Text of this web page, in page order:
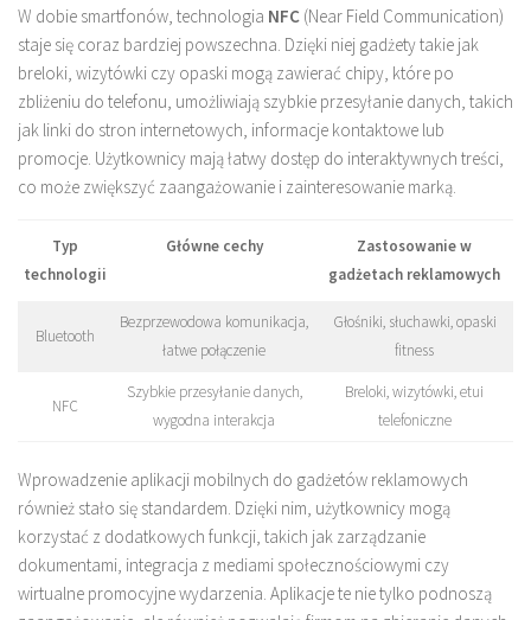
W dobie smartfonów, technologia NFC (Near Field Communication)
staje się coraz bardziej powszechna. Dzięki niej gadżety takie jak
breloki, wizytówki czy opaski mogą zawierać chipy, które po
zbliżeniu do telefonu, umożliwiają szybkie przesyłanie danych, takich
jak linki do stron internetowych, informacje kontaktowe lub
promocje. Użytkownicy mają łatwy dostęp do interaktywnych treści,
co może zwiększyć zaangażowanie i zainteresowanie marką.
Typ
technologii
Główne cechy
Zastosowanie w
gadżetach reklamowych
Bluetooth
Bezprzewodowa komunikacja,
łatwe połączenie
Głośniki, słuchawki, opaski
fitness
NFC
Szybkie przesyłanie danych,
wygodna interakcja
Breloki, wizytówki, etui
telefoniczne
Wprowadzenie aplikacji mobilnych do gadżetów reklamowych
również stało się standardem. Dzięki nim, użytkownicy mogą
korzystać z dodatkowych funkcji, takich jak zarządzanie
dokumentami, integracja z mediami społecznościowymi czy
wirtualne promocyjne wydarzenia. Aplikacje te nie tylko podnoszą